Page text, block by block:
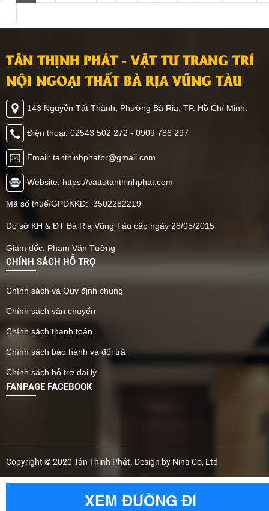
TÂN THỊNH PHÁT - VẬT TƯ TRANG TRÍ
NỘI NGOẠI THẤT BÀ RỊA VŨNG TÀU
143 Nguyễn Tất Thành, Phường Bà Rịa, TP. Hồ Chí Minh.
Điện thoại: 02543 502 272 - 0909 786 297
Email: tanthinhphatbr@gmail.com
Website: https://vattutanthinhphat.com
Mã số thuế/GPDKKD: 3502282219
Do sở KH & ĐT Bà Rịa Vũng Tàu cấp ngày 28/05/2015
Giám đốc: Phạm Văn Tường
CHÍNH SÁCH HỖ TRỢ
Chính sách và Quy định chung
Chính sách vận chuyển
Chính sách thanh toán
Chính sách bảo hành và đổi trả
Chính sách hỗ trợ đại lý
FANPAGE FACEBOOK
Copyright © 2020 Tân Thịnh Phát. Design by Nina Co, Ltd
XEM ĐƯỜNG ĐI